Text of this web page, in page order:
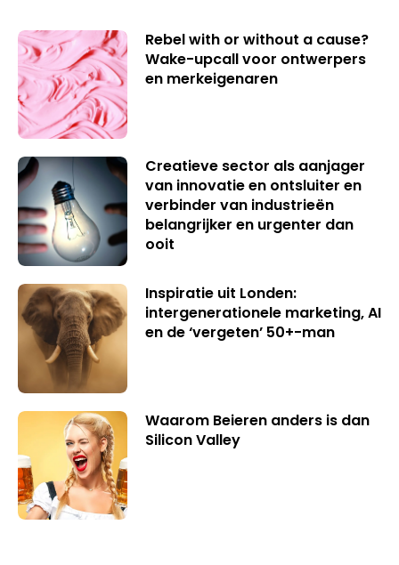
Rebel with or without a cause?
Wake-upcall voor ontwerpers
en merkeigenaren
Creatieve sector als aanjager
van innovatie en ontsluiter en
verbinder van industrieën
belangrijker en urgenter dan
ooit
Inspiratie uit Londen:
intergenerationele marketing, AI
en de ‘vergeten’ 50+-man
Waarom Beieren anders is dan
Silicon Valley